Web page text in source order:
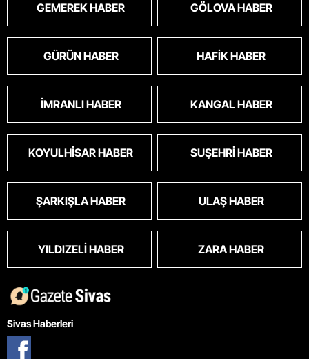
GEMEREK HABER GÖLOVA HABER
GÜRÜN HABER HAFIK HABER
İMRANLI HABER KANGAL HABER
KOYULHISAR HABER SUŞEHRI HABER
ŞARKIŞLA HABER ULAŞ HABER
YILDIZELI HABER ZARA HABER
Sivas Haberleri